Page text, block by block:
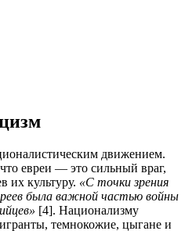
движением.
евреи — это сильный враг,
их культуру. «С точки зрения
была важной частью войны
[4]. Национализму
темнокожие, цыгане и